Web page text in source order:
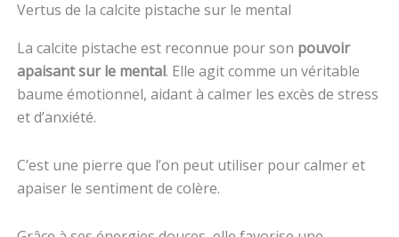
Vertus de la calcite pistache sur le mental
La calcite pistache est reconnue pour son pouvoir
apaisant sur le mental. Elle agit comme un véritable
baume émotionnel, aidant à calmer les excès de stress
et d’anxiété.
C’est une pierre que l’on peut utiliser pour calmer et
apaiser le sentiment de colère.